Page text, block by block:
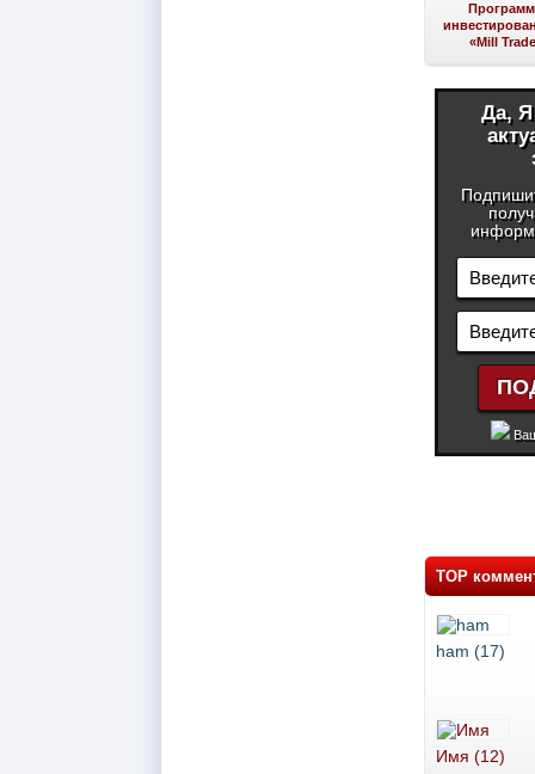
«Mill
Да, Я
TOP
ham (17)
Имя (12)